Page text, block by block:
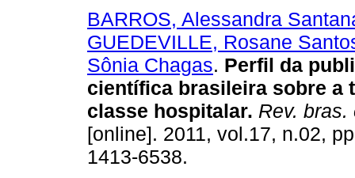
BARROS, Alessandra
GUEDEVILLE, Rosane
Sônia Chagas. Perfil da
científica brasileira sobre a
classe hospitalar. Rev.
[online]. 2011, vol.17, n.02,
1413-6538.